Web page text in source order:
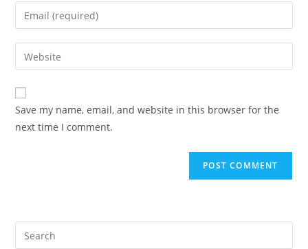
Save my name, email, and website in this browser for the
next time I comment.